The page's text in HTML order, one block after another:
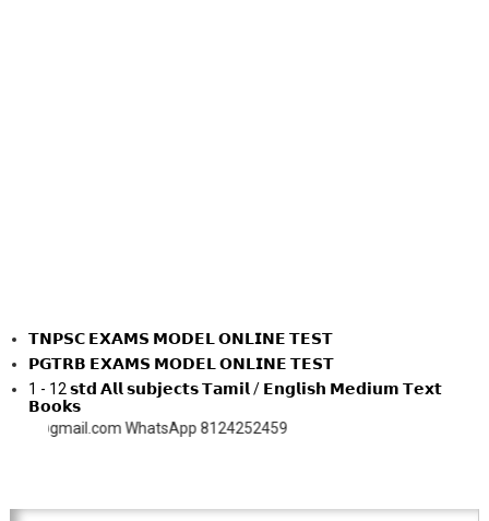
𝗧𝗡𝗣𝗦𝗖 𝗘𝗫𝗔𝗠𝗦 𝗠𝗢𝗗𝗘𝗟 𝗢𝗡𝗟𝗜𝗡𝗘 𝗧𝗘𝗦𝗧
𝗣𝗚𝗧𝗥𝗕 𝗘𝗫𝗔𝗠𝗦 𝗠𝗢𝗗𝗘𝗟 𝗢𝗡𝗟𝗜𝗡𝗘 𝗧𝗘𝗦𝗧
1 - 12 𝘀𝘁𝗱 𝗔𝗹𝗹 𝘀𝘂𝗯𝗷𝗲𝗰𝘁𝘀 𝗧𝗮𝗺𝗶𝗹 / 𝗘𝗻𝗴𝗹𝗶𝘀𝗵 𝗠𝗲𝗱𝗶𝘂𝗺 𝗧𝗲𝘅𝘁
𝗕𝗼𝗼𝗸𝘀
WhatsApp 8124252459